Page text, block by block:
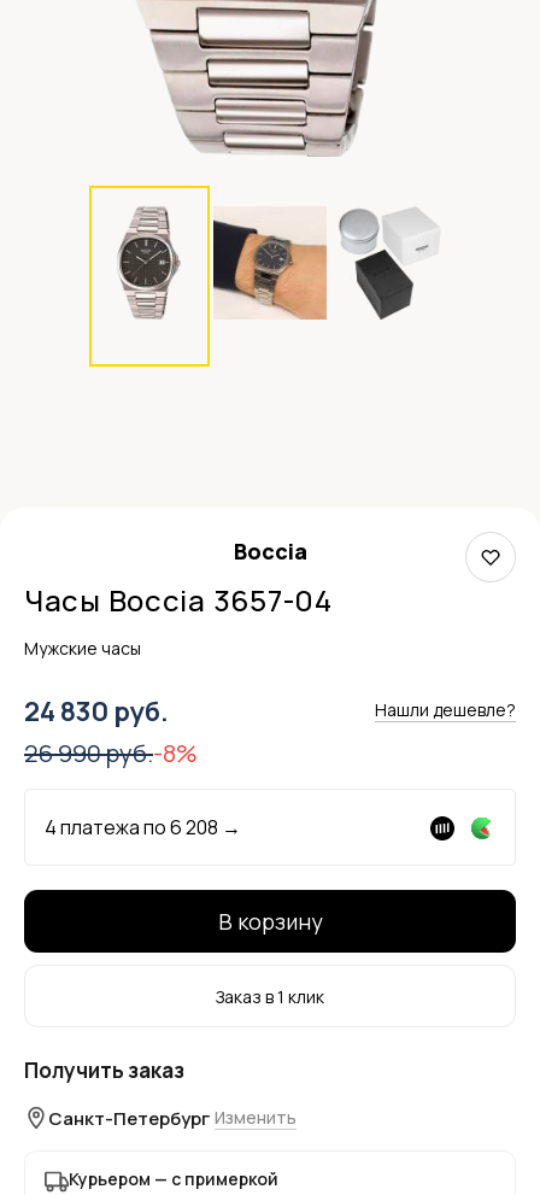
Boccia
Часы Boccia 3657-04
Мужские часы
24 830 руб. Нашли дешевле?
26 990 руб.-8%
4 платежа по6 208 →
В корзину
Заказ в 1 клик
Получить заказ
Санкт-Петербург Изменить
Курьером — с примеркой